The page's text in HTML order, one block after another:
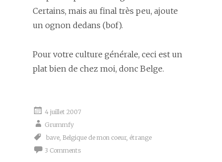
Certains, mais au final très peu, ajoute
un ognon dedans (bof).
Pour votre culture générale, ceci est un
plat bien de chez moi, donc Belge.
4 juillet 2007
Grummfy
bave, Belgique de mon coeur, étrange
3 Comments